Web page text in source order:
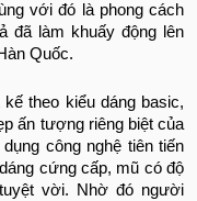
với đó là phong cách
đã làm khuấy động lên
Quốc.
theo kiểu dáng basic,
ấn tượng riêng biệt của
công nghệ tiên tiến
cứng cấp, mũ có độ
vời. Nhờ đó người